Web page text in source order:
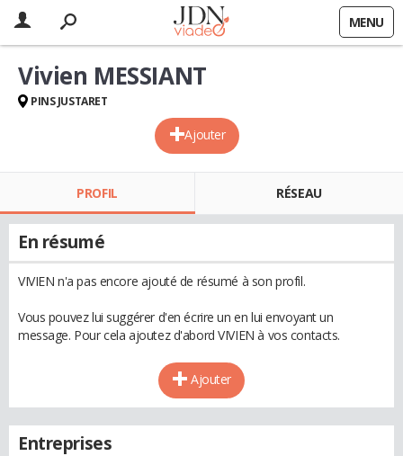
MENU
Ajouter
Vivien MESSIANT
PINS JUSTARET
PROFIL RÉSEAU
En résumé
VIVIEN n'a pas encore ajouté de résumé à son profil.
Vous pouvez lui suggérer d'en écrire un en lui envoyant un
message. Pour cela ajoutez d'abord VIVIEN à vos contacts.
Ajouter
Entreprises